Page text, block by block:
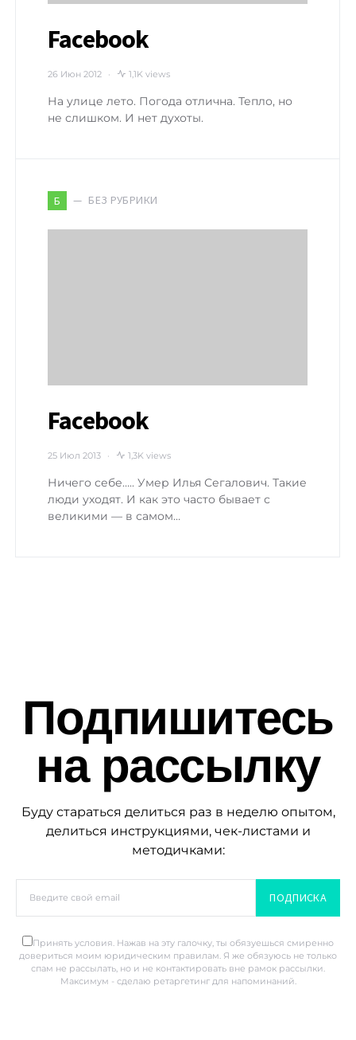
Facebook
26 Июн 2012 1,1K views
На улице лето. Погода отлична. Тепло, но
не слишком. И нет духоты.
Б БЕЗ РУБРИКИ
Facebook
25 Июл 2013 1,3K views
Ничего себе….. Умер Илья Сегалович. Такие
люди уходят. И как это часто бывает с
великими — в самом…
Подпишитесь
на рассылку
Буду стараться делиться раз в неделю опытом,
делиться инструкциями, чек-листами и
методичками:
ПОДПИСКА
Принять условия. Нажав на эту галочку, ты обязуешься смиренно
довериться моим юридическим правилам. Я же обязуюсь не только
спам не рассылать, но и не контактировать вне рамок рассылки.
Максимум - сделаю ретаргетинг для напоминаний.